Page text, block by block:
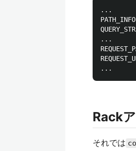
...
...
Rack
それでは